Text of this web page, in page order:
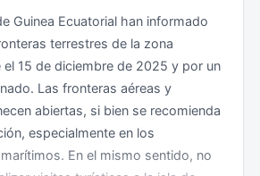
Guinea Ecuatorial han informado
terrestres de la zona
15 de diciembre de 2025 y por un
Las fronteras aéreas y
abiertas, si bien se recomienda
especialmente en los
En el mismo sentido, no